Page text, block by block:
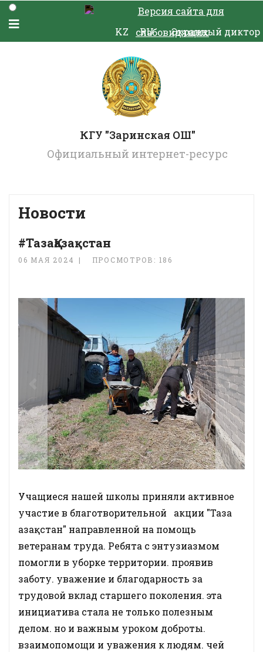
Версия сайта для
слабовидящих
KZ RU Экранный диктор
КГУ "Заринская ОШ"
Официальный интернет-ресурс
Новости
#ТазаҚазақстан
06 МАЯ 2024 ПРОСМОТРОВ: 186
Previous Next
Учащиеся нашей школы приняли активное
участие в благотворительной акции "Таза
Қазақстан" направленной на помощь
ветеранам труда. Ребята с энтузиазмом
помогли в уборке территории. проявив
заботу. уважение и благодарность за
трудовой вклад старшего поколения. эта
инициатива стала не только полезным
делом. но и важным уроком доброты.
взаимопомощи и уважения к людям. чей